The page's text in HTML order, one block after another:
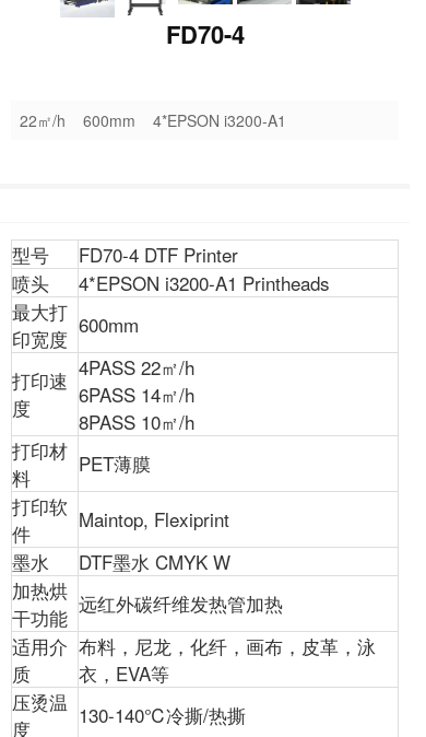
FD70-4
22㎡/h 600mm 4*EPSON i3200-A1
型号
FD70-4 DTF Printer
喷头
4*EPSON i3200-A1 Printheads
最大打
印宽度
600mm
打印速
度
4PASS 22㎡/h
6PASS 14㎡/h
8PASS 10㎡/h
打印材
料
PET薄膜
打印软
件
Maintop, Flexiprint
墨水
DTF墨水 CMYK W
加热烘
干功能
远红外碳纤维发热管加热
适用介
质
布料，尼龙，化纤，画布，皮革，泳
衣，EVA等
压烫温
度
130-140℃冷撕/热撕